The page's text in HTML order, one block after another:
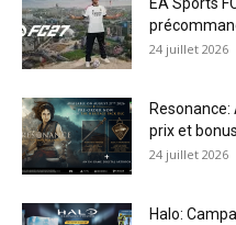
24 juillet 2026
Resonance:
prix et bonus
24 juillet 2026
Halo: